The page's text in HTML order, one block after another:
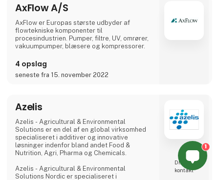
AVN Hydraulik A/S
know how
Masytec A/S
+45 43 45 88 66 | info@masytec.dk | Rette
AxFlow A/S
AxFlow er Europas største udbyder af
flowtekniske komponenter til
procesindustrien. Pumper, filtre, UV, omrører,
vakuumpumper, blæsere og kompressorer.
4 opslag
seneste fra 15. november 2022
Azelis
Azelis - Agricultural & Environmental
Solutions er en del af en global virksomhed
specialiseret i additiver og innovative
løsninger indenfor bland andet Food &
Nutrition, Agri, Pharma og Chemicals.
Azelis - Agricultural & Environmental
Solutions Nordic er specialiseret i
Direkte
kontakt
1